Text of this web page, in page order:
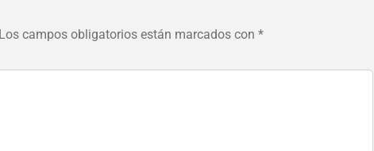
Los campos obligatorios están marcados con *